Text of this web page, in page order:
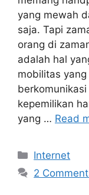
yang mewah
saja. Tapi
orang di
adalah hal
mobilitas
kepemilikan
yang … Read
Categories
Internet
2